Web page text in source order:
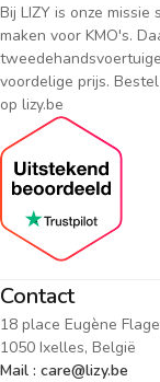
Bij LIZY is onze
maken voor KMO's.
voordelige prijs.
op lizy.be
Contact
18 place Eugène
1050 Ixelles, België
Mail : care@lizy.be